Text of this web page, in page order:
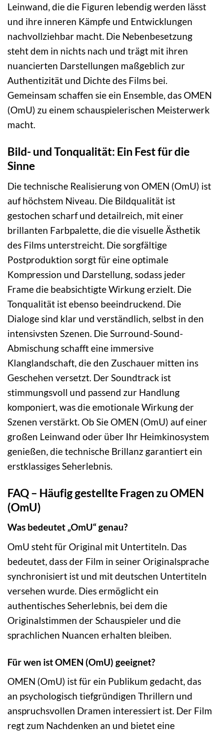
Leinwand, die die Figuren lebendig werden lässt
und ihre inneren Kämpfe und Entwicklungen
nachvollziehbar macht. Die Nebenbesetzung
steht dem in nichts nach und trägt mit ihren
nuancierten Darstellungen maßgeblich zur
Authentizität und Dichte des Films bei.
Gemeinsam schaffen sie ein Ensemble, das OMEN
(OmU) zu einem schauspielerischen Meisterwerk
macht.
Bild- und Tonqualität: Ein Fest für die
Sinne
Die technische Realisierung von OMEN (OmU) ist
auf höchstem Niveau. Die Bildqualität ist
gestochen scharf und detailreich, mit einer
brillanten Farbpalette, die die visuelle Ästhetik
des Films unterstreicht. Die sorgfältige
Postproduktion sorgt für eine optimale
Kompression und Darstellung, sodass jeder
Frame die beabsichtigte Wirkung erzielt. Die
Tonqualität ist ebenso beeindruckend. Die
Dialoge sind klar und verständlich, selbst in den
intensivsten Szenen. Die Surround-Sound-
Abmischung schafft eine immersive
Klanglandschaft, die den Zuschauer mitten ins
Geschehen versetzt. Der Soundtrack ist
stimmungsvoll und passend zur Handlung
komponiert, was die emotionale Wirkung der
Szenen verstärkt. Ob Sie OMEN (OmU) auf einer
großen Leinwand oder über Ihr Heimkinosystem
genießen, die technische Brillanz garantiert ein
erstklassiges Seherlebnis.
FAQ – Häufig gestellte Fragen zu OMEN
(OmU)
Was bedeutet „OmU“ genau?
OmU steht für Original mit Untertiteln. Das
bedeutet, dass der Film in seiner Originalsprache
synchronisiert ist und mit deutschen Untertiteln
versehen wurde. Dies ermöglicht ein
authentisches Seherlebnis, bei dem die
Originalstimmen der Schauspieler und die
sprachlichen Nuancen erhalten bleiben.
Für wen ist OMEN (OmU) geeignet?
OMEN (OmU) ist für ein Publikum gedacht, das
an psychologisch tiefgründigen Thrillern und
anspruchsvollen Dramen interessiert ist. Der Film
regt zum Nachdenken an und bietet eine